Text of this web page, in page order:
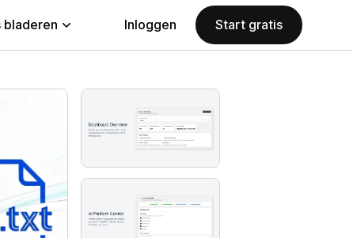
bladeren Inloggen Start gratis